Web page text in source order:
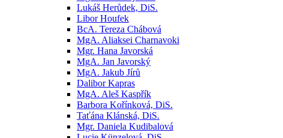
Lukáš Herůdek, DiS.
Libor Houfek
BcA. Tereza Chábová
MgA. Aliaksei Charnavoki
Mgr. Hana Javorská
MgA. Jan Javorský
MgA. Jakub Jírů
Dalibor Kapras
MgA. Aleš Kaspřík
Barbora Kořínková, DiS.
Taťána Klánská, DiS.
Mgr. Daniela Kudibalová